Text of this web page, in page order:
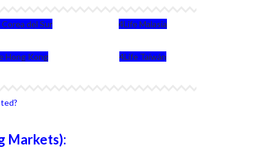
del Sur 4Life Malasia
Hong Kong 4Life Taiwán
Markets):